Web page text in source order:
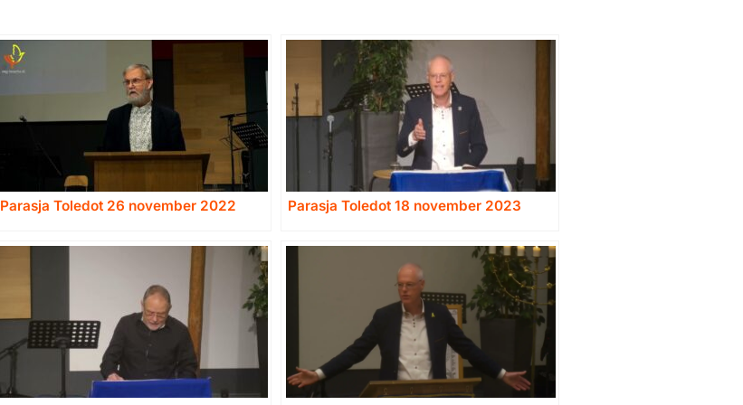
Parasja Toledot 26 november 2022 Parasja Toledot 18 november 2023